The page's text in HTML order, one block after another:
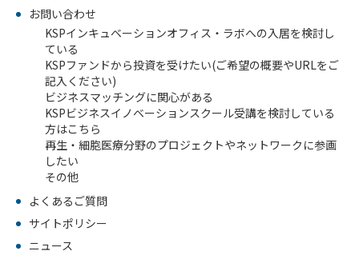
フィ
ス/
投資
ファ
ンド
お問い合わせ
KSPインキュベーションオフィス・ラボへの入居を検討し
ている
KSPファンドから投資を受けたい(ご希望の概要やURLをご
記入ください)
ビジネスマッチングに関心がある
KSPビジネスイノベーションスクール受講を検討している
方はこちら
再生・細胞医療分野のプロジェクトやネットワークに参画
したい
その他
よくあるご質問
サイトポリシー
ニュース